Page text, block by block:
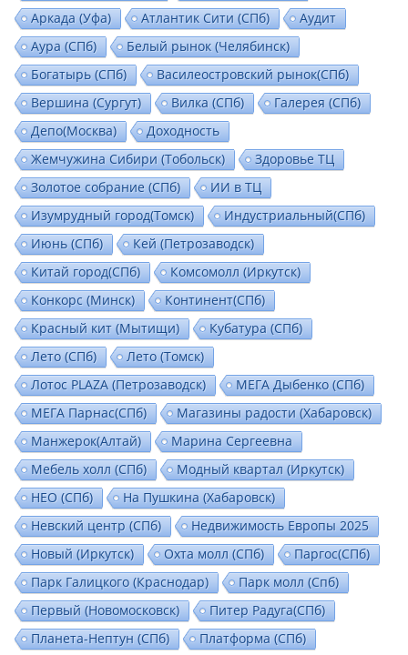
Аркада (Уфа)
Атлантик Сити (СПб)
Аудит
Аура (СПб)
Белый рынок (Челябинск)
Богатырь (СПб)
Василеостровский рынок(СПб)
Вершина (Сургут)
Вилка (СПб)
Галерея (СПб)
Депо(Москва)
Доходность
Жемчужина Сибири (Тобольск)
Здоровье ТЦ
Золотое собрание (СПб)
ИИ в ТЦ
Изумрудный город(Томск)
Индустриальный(СПб)
Июнь (СПб)
Кей (Петрозаводск)
Китай город(СПб)
Комсомолл (Иркутск)
Конкорс (Минск)
Континент(СПб)
Красный кит (Мытищи)
Кубатура (СПб)
Лето (СПб)
Лето (Томск)
Лотос PLAZA (Петрозаводск)
МЕГА Дыбенко (СПб)
МЕГА Парнас(СПб)
Магазины радости (Хабаровск)
Манжерок(Алтай)
Марина Сергеевна
Мебель холл (СПб)
Модный квартал (Иркутск)
НЕО (СПб)
На Пушкина (Хабаровск)
Невский центр (СПб)
Недвижимость Европы 2025
Новый (Иркутск)
Охта молл (СПб)
Паргос(СПб)
Парк Галицкого (Краснодар)
Парк молл (Спб)
Первый (Новомосковск)
Питер Радуга(СПб)
Планета-Нептун (СПб)
Платформа (СПб)